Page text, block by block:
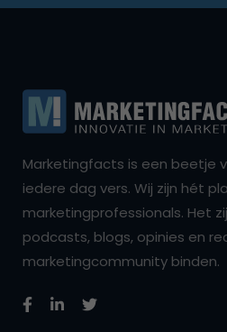
Marketingfacts is een beetje
iedere dag vers. Wij zijn hét
marketingprofessionals. Het
podcasts, blogs, opinies en
marketingcommunity binden.